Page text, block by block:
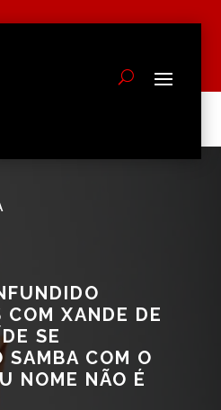
COM XANDE DE
SE
SAMBA COM O
NOME NÃO É